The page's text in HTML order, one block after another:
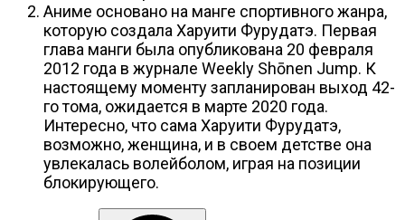
Аниме основано на манге спортивного жанра,
которую создала Харуити Фурудатэ. Первая
глава манги была опубликована 20 февраля
2012 года в журнале Weekly Shōnen Jump. К
настоящему моменту запланирован выход 42-
го тома, ожидается в марте 2020 года.
Интересно, что сама Харуити Фурудатэ,
возможно, женщина, и в своем детстве она
увлекалась волейболом, играя на позиции
блокирующего.